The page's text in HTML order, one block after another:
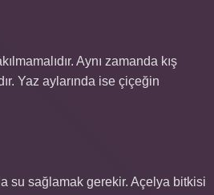
Aynı zamanda kış
Yaz aylarında ise çiçeğin
su sağlamak gerekir. Açelya bitkisi